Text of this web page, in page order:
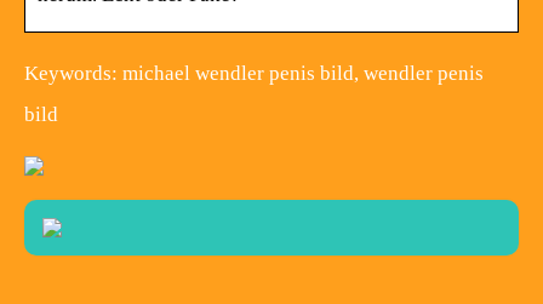
Keywords: michael wendler penis bild, wendler penis
bild